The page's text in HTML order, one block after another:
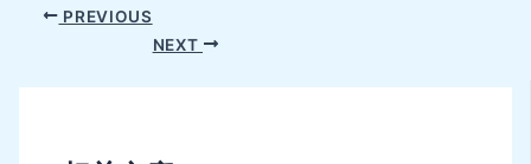
PREVIOUS
NEXT